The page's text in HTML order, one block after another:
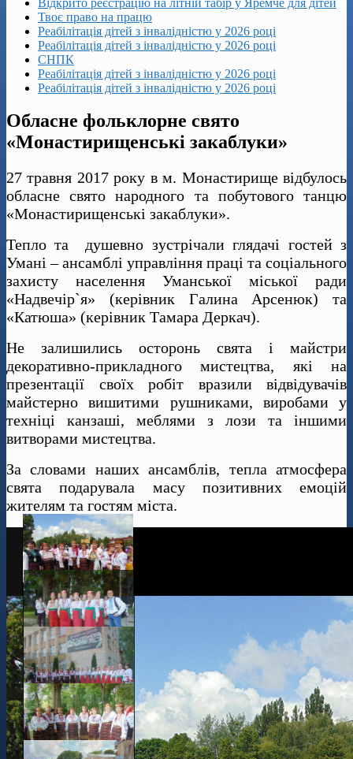
Твоє право на працю
Реабілітація дітей з інвалідністю у 2026 році
Реабілітація дітей з інвалідністю у 2026 році
СНПК
Реабілітація дітей з інвалідністю у 2026 році
Реабілітація дітей з інвалідністю у 2026 році
Обласне фольклорне свято
«Монастирищенські закаблуки»
27 травня 2017 року в м. Монастирище відбулось
обласне свято народного та побутового танцю
«Монастирищенські закаблуки».
Тепло та душевно зустрічали глядачі гостей з
Умані – ансамблі управління праці та соціального
захисту населення Уманської міської ради
«Надвечір`я» (керівник Галина Арсенюк) та
«Катюша» (керівник Тамара Деркач).
Не залишились осторонь свята і майстри
декоративно-прикладного мистецтва, які на
презентації своїх робіт вразили відвідувачів
майстерно вишитими рушниками, виробами у
техніці канзаші, меблями з лози та іншими
витворами мистецтва.
За словами наших ансамблів, тепла атмосфера
свята подарувала масу позитивних емоцій
жителям та гостям міста.